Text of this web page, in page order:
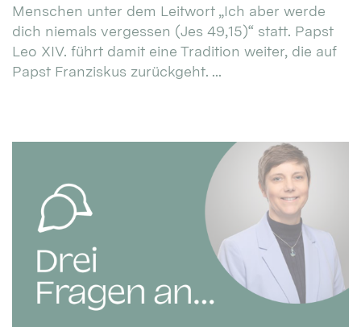
Menschen unter dem Leitwort „Ich aber werde
dich niemals vergessen (Jes 49,15)“ statt. Papst
Leo XIV. führt damit eine Tradition weiter, die auf
Papst Franziskus zurückgeht. ...